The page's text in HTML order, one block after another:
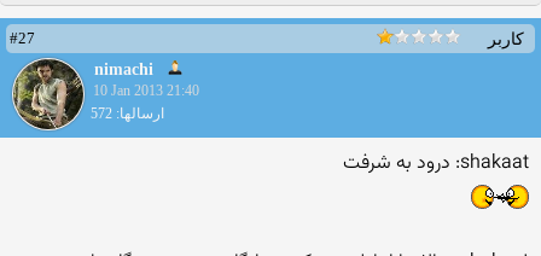
کاربر
#27
nimachi
10 Jan 2013 21:40
ارسالها: 572
shakaat: درود به شرفت